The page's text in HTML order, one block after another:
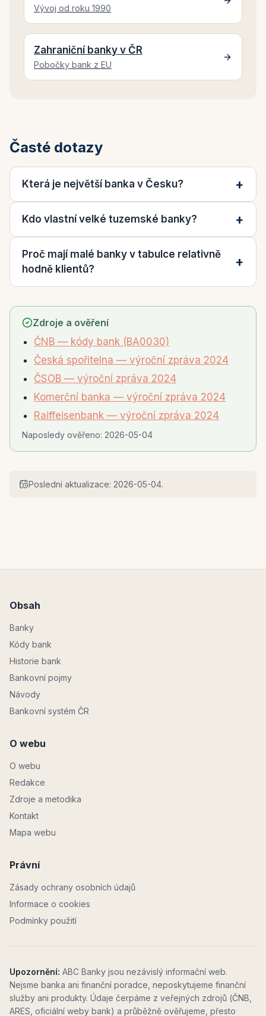
Vývoj od roku 1990
Zahraniční banky v ČR
Pobočky bank z EU
Časté dotazy
Která je největší banka v Česku?
Kdo vlastní velké tuzemské banky?
Proč mají malé banky v tabulce relativně
hodně klientů?
Zdroje a ověření
ČNB — kódy bank (BA0030)
Česká spořitelna — výroční zpráva 2024
ČSOB — výroční zpráva 2024
Komerční banka — výroční zpráva 2024
Raiffeisenbank — výroční zpráva 2024
Naposledy ověřeno: 2026-05-04
Poslední aktualizace: 2026-05-04.
Obsah
Banky
Kódy bank
Historie bank
Bankovní pojmy
Návody
Bankovní systém ČR
O webu
O webu
Redakce
Zdroje a metodika
Kontakt
Mapa webu
Právní
Zásady ochrany osobních údajů
Informace o cookies
Podmínky použití
Upozornění: ABC Banky jsou nezávislý informační web.
Nejsme banka ani finanční poradce, neposkytujeme finanční
služby ani produkty. Údaje čerpáme z veřejných zdrojů (ČNB,
ARES, oficiální weby bank) a průběžně ověřujeme, přesto